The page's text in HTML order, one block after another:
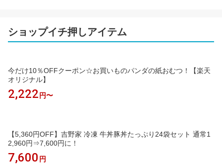
ショップイチ押しアイテム
今だけ10％OFFクーポン☆お買いものパンダの紙おむつ！【楽天
オリジナル】
2,222 円〜
【5,360円OFF】吉野家 冷凍 牛丼豚丼たっぷり24袋セット 通常1
2,960円⇒7,600円に！
7,600 円